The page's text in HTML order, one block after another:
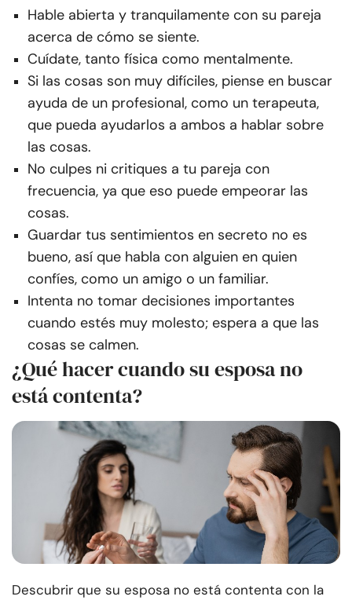
Hable abierta y tranquilamente con su pareja
acerca de cómo se siente.
Cuídate, tanto física como mentalmente.
Si las cosas son muy difíciles, piense en buscar
ayuda de un profesional, como un terapeuta,
que pueda ayudarlos a ambos a hablar sobre
las cosas.
No culpes ni critiques a tu pareja con
frecuencia, ya que eso puede empeorar las
cosas.
Guardar tus sentimientos en secreto no es
bueno, así que habla con alguien en quien
confíes, como un amigo o un familiar.
Intenta no tomar decisiones importantes
cuando estés muy molesto; espera a que las
cosas se calmen.
¿Qué hacer cuando su esposa no
está contenta?
Descubrir que su esposa no está contenta con la